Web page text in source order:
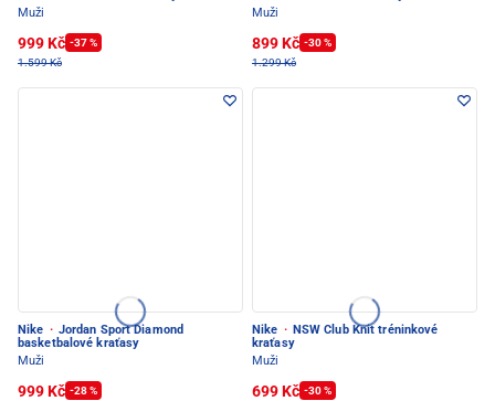
Muži
999 Kč -37 %
1.599 Kč
Muži
899 Kč -30 %
1.299 Kč
Nike · Jordan Sport Diamond
basketbalové kraťasy
Muži
999 Kč -28 %
Nike · NSW Club Knit tréninkové
kraťasy
Muži
699 Kč -30 %